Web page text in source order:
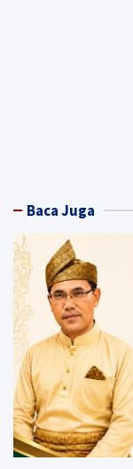
Baca Juga